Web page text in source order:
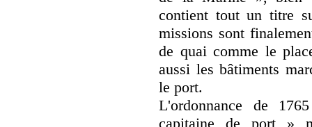
contient tout un titre
missions sont
de quai comme le
aussi les bâtiments
le port.
L'ordonnance de
capitaine de port »